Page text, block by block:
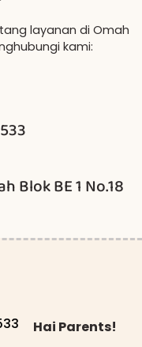
layanan di Omah
kami:
Blok BE 1 No.18
Hai Parents!